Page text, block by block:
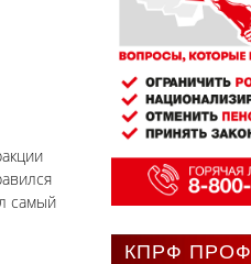
самый
КПРФ ПРОФ